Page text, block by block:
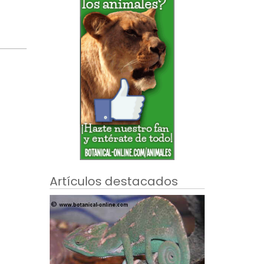
Artículos destacados